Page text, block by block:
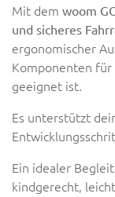
Mit dem woom
und sicheres
ergonomischer
Komponenten
geeignet ist.
Es unterstützt
Ein idealer
kindgerecht,